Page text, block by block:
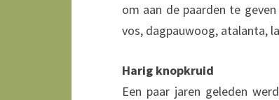
om aan de paarden te
vos, dagpauwoog, atalanta,
Harig knopkruid
Een paar jaren geleden